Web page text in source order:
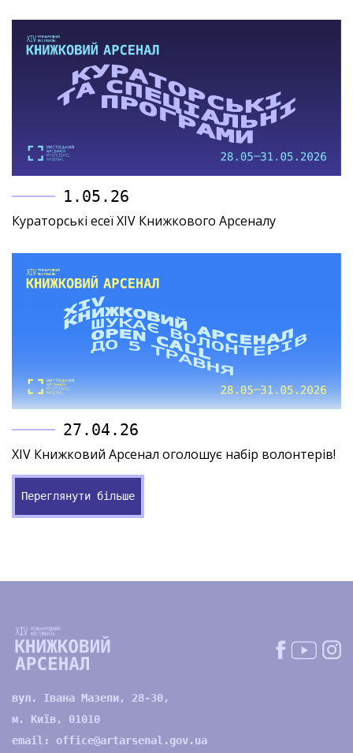
1.05.26
Кураторські есеї XIV Книжкового Арсеналу
27.04.26
XIV Книжковий Арсенал оголошує набір волонтерів!
Переглянути більше
вул. Івана Мазепи, 28-30,
м. Київ, 01010
email: office@artarsenal.gov.ua